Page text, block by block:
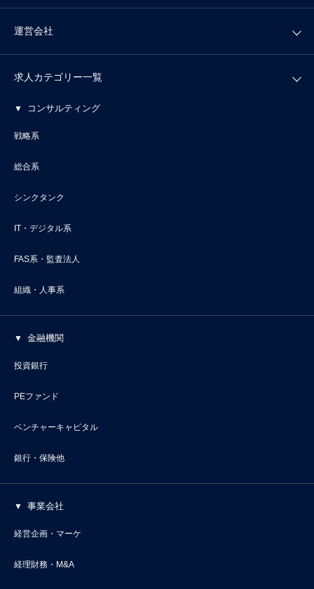
運営会社
求人カテゴリー一覧
コンサルティング
戦略系
総合系
シンクタンク
IT・デジタル系
FAS系・監査法人
組織・人事系
金融機関
投資銀行
PEファンド
ベンチャーキャピタル
銀行・保険他
事業会社
経営企画・マーケ
経理財務・M&A